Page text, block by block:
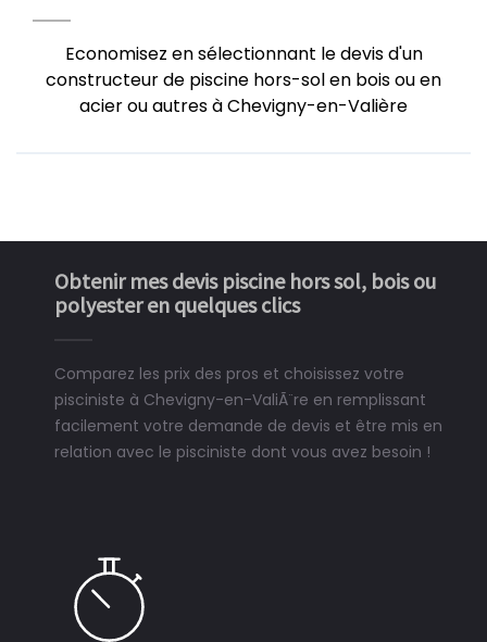
Economisez en sélectionnant le devis d'un
constructeur de piscine hors-sol en bois ou en
acier ou autres à Chevigny-en-Valière
Obtenir mes devis piscine hors sol, bois ou
polyester en quelques clics
Comparez les prix des pros et choisissez votre
pisciniste à Chevigny-en-ValiÃ¨re en remplissant
facilement votre demande de devis et être mis en
relation avec le pisciniste dont vous avez besoin !